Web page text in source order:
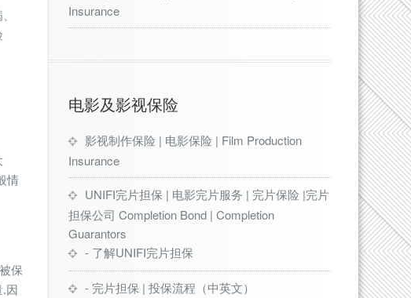
情
保
因
Insurance
电影及影视保险
影视制作保险 | 电影保险 | Film Production
Insurance
UNIFI完片担保 | 电影完片服务 | 完片保险 |完片
担保公司 Completion Bond | Completion
Guarantors
- 了解UNIFI完片担保
- 完片担保 | 投保流程（中英文）